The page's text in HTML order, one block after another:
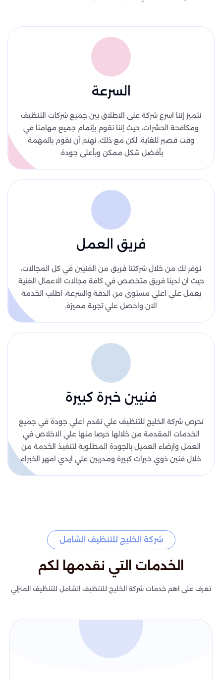
السرعة
نتميز إننا اسرع شركة على الاطلاق بين جميع شركات التنظيف
ومكافحة الحشرات، حيث إننا نقوم بإتمام جميع مهامنا في
وقت قصير للغاية. لكن مع ذلك، نهتم أن نقوم بالمهمة
بأفضل شكل ممكن وبأعلى جودة.
فريق العمل
نوفر لك من خلال شركتنا فريق من الفنيين في كل المجالات،
حيث ان لدينا فريق متخصص في كافة مجالات الاعمال الفنية
يعمل علي اعلي مستوى من الدقة والسرعة، اطلب الخدمة
الان واحصل علي تجربة مميزة.
فنيين خبرة كبيرة
تحرص شركة الخليج للتنظيف علي تقدم اعلي جودة في جميع
الخدمات المقدمة من خلالها حرصا منها علي الاخلاص في
العمل وارضاء العميل بالجودة المطلوبة لتنفيذ الخدمة من
خلال فنين ذوي خبرات كبيرة ومدربين علي ايدي امهر الخبراء
شركة الخليج للتنظيف الشامل
الخدمات التي نقدمها لكم
تعرف على اهم خدمات شركة الخليج للتنظيف الشامل للتنظيف المنزلي